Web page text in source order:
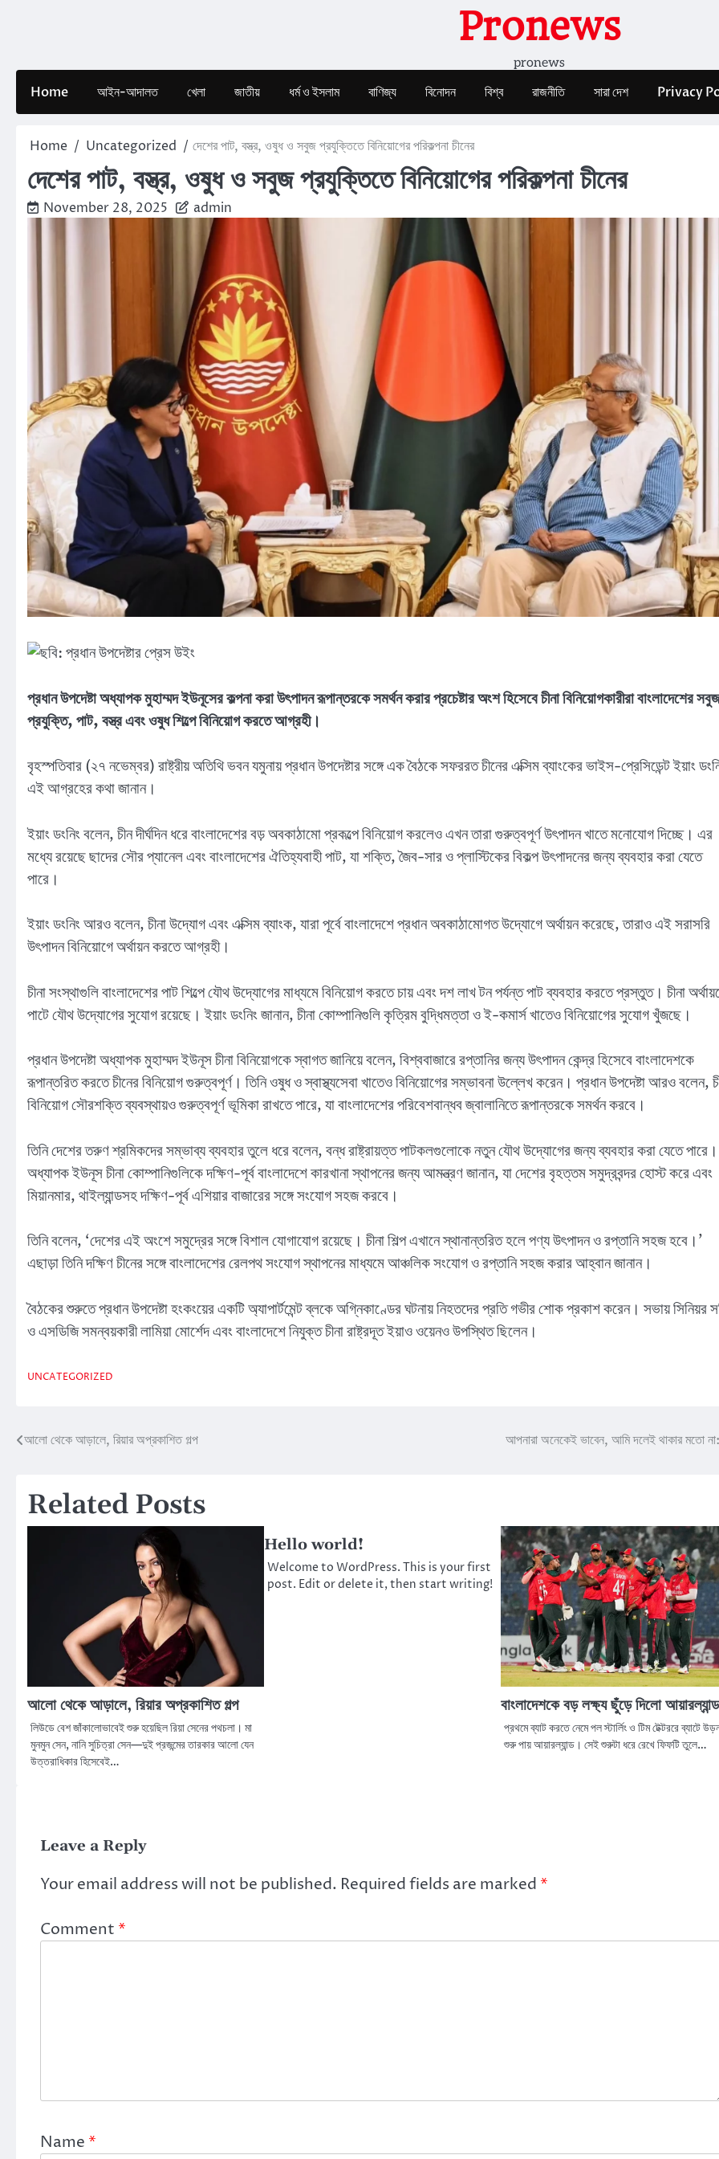
Pronews
pronews
Home আইন-আদালত খেলা জাতীয় ধর্ম ও ইসলাম বাণিজ্য বিনোদন বিশ্ব রাজনীতি সারা দেশ Privacy
Home Uncategorized দেশের পাট, বস্ত্র, ওষুধ ও সবুজ প্রযুক্তিতে বিনিয়োগের পরিকল্পনা চীনের
দেশের পাট, বস্ত্র, ওষুধ ও সবুজ প্রযুক্তিতে বিনিয়োগের পরিকল্পনা চীনের
November 28, 2025 admin
প্রধান উপদেষ্টা অধ্যাপক মুহাম্মদ ইউনূসের কল্পনা করা উৎপাদন রূপান্তরকে সমর্থন করার প্রচেষ্টার অংশ হিসেবে চীনা বিনিয়োগকারীরা বাংলাদেশের সবুজ
প্রযুক্তি, পাট, বস্ত্র এবং ওষুধ শিল্পে বিনিয়োগ করতে আগ্রহী।
বৃহস্পতিবার (২৭ নভেম্বর) রাষ্ট্রীয় অতিথি ভবন যমুনায় প্রধান উপদেষ্টার সঙ্গে এক বৈঠকে সফররত চীনের এক্সিম ব্যাংকের ভাইস-প্রেসিডেন্ট ইয়াং
এই আগ্রহের কথা জানান।
ইয়াং ডংনিং বলেন, চীন দীর্ঘদিন ধরে বাংলাদেশের বড় অবকাঠামো প্রকল্পে বিনিয়োগ করলেও এখন তারা গুরুত্বপূর্ণ উৎপাদন খাতে মনোযোগ দিচ্ছে। এর
মধ্যে রয়েছে ছাদের সৌর প্যানেল এবং বাংলাদেশের ঐতিহ্যবাহী পাট, যা শক্তি, জৈব-সার ও প্লাস্টিকের বিকল্প উৎপাদনের জন্য ব্যবহার করা যেতে
পারে।
ইয়াং ডংনিং আরও বলেন, চীনা উদ্যোগ এবং এক্সিম ব্যাংক, যারা পূর্বে বাংলাদেশে প্রধান অবকাঠামোগত উদ্যোগে অর্থায়ন করেছে, তারাও এই সরাসরি
উৎপাদন বিনিয়োগে অর্থায়ন করতে আগ্রহী।
চীনা সংস্থাগুলি বাংলাদেশের পাট শিল্পে যৌথ উদ্যোগের মাধ্যমে বিনিয়োগ করতে চায় এবং দশ লাখ টন পর্যন্ত পাট ব্যবহার করতে প্রস্তুত। চীনা
পাটে যৌথ উদ্যোগের সুযোগ রয়েছে। ইয়াং ডংনিং জানান, চীনা কোম্পানিগুলি কৃত্রিম বুদ্ধিমত্তা ও ই-কমার্স খাতেও বিনিয়োগের সুযোগ খুঁজছে।
প্রধান উপদেষ্টা অধ্যাপক মুহাম্মদ ইউনূস চীনা বিনিয়োগকে স্বাগত জানিয়ে বলেন, বিশ্ববাজারে রপ্তানির জন্য উৎপাদন কেন্দ্র হিসেবে বাংলাদেশকে
রূপান্তরিত করতে চীনের বিনিয়োগ গুরুত্বপূর্ণ। তিনি ওষুধ ও স্বাস্থ্যসেবা খাতেও বিনিয়োগের সম্ভাবনা উল্লেখ করেন। প্রধান উপদেষ্টা আরও বলেন,
বিনিয়োগ সৌরশক্তি ব্যবস্থায়ও গুরুত্বপূর্ণ ভূমিকা রাখতে পারে, যা বাংলাদেশের পরিবেশবান্ধব জ্বালানিতে রূপান্তরকে সমর্থন করবে।
তিনি দেশের তরুণ শ্রমিকদের সম্ভাব্য ব্যবহার তুলে ধরে বলেন, বন্ধ রাষ্ট্রায়ত্ত পাটকলগুলোকে নতুন যৌথ উদ্যোগের জন্য ব্যবহার করা যেতে পারে।
অধ্যাপক ইউনূস চীনা কোম্পানিগুলিকে দক্ষিণ-পূর্ব বাংলাদেশে কারখানা স্থাপনের জন্য আমন্ত্রণ জানান, যা দেশের বৃহত্তম সমুদ্রবন্দর হোস্ট করে এবং
মিয়ানমার, থাইল্যান্ডসহ দক্ষিণ-পূর্ব এশিয়ার বাজারের সঙ্গে সংযোগ সহজ করবে।
তিনি বলেন, ‘দেশের এই অংশে সমুদ্রের সঙ্গে বিশাল যোগাযোগ রয়েছে। চীনা শিল্প এখানে স্থানান্তরিত হলে পণ্য উৎপাদন ও রপ্তানি সহজ হবে।’
এছাড়া তিনি দক্ষিণ চীনের সঙ্গে বাংলাদেশের রেলপথ সংযোগ স্থাপনের মাধ্যমে আঞ্চলিক সংযোগ ও রপ্তানি সহজ করার আহ্বান জানান।
বৈঠকের শুরুতে প্রধান উপদেষ্টা হংকংয়ের একটি অ্যাপার্টমেন্ট ব্লকে অগ্নিকাণ্ডের ঘটনায় নিহতদের প্রতি গভীর শোক প্রকাশ করেন। সভায় সিনিয়র
ও এসডিজি সমন্বয়কারী লামিয়া মোর্শেদ এবং বাংলাদেশে নিযুক্ত চীনা রাষ্ট্রদূত ইয়াও ওয়েনও উপস্থিত ছিলেন।
UNCATEGORIZED
Post
আলো থেকে আড়ালে, রিয়ার অপ্রকাশিত গল্প আপনারা অনেকেই ভাবেন, আমি দলেই থাকার মতো
Related Posts
আলো থেকে আড়ালে, রিয়ার অপ্রকাশিত গল্প
লিউডে বেশ জাঁকালোভাবেই শুরু হয়েছিল রিয়া সেনের পথচলা। মা
মুনমুন সেন, নানি সুচিত্রা সেন—দুই প্রজন্মের তারকার আলো যেন
উত্তরাধিকার হিসেবেই…
Hello world!
Welcome to WordPress. This is your first
post. Edit or delete it, then start writing!
বাংলাদেশকে বড় লক্ষ্য ছুঁড়ে দিলো আয়ারল্যান্ড
প্রথমে ব্যাট করতে নেমে পল স্টার্লিং ও টিম টেক্টররে ব্যাটে
শুরু পায় আয়ারল্যান্ড। সেই শুরুটা ধরে রেখে ফিফটি তুলে…
Leave a Reply
Your email address will not be published. Required fields are marked *
Comment *
Name *